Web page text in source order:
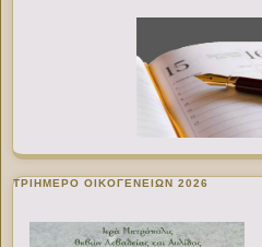
ΤΡΙΗΜΕΡΟ ΟΙΚΟΓΕΝΕΙΩΝ 2026